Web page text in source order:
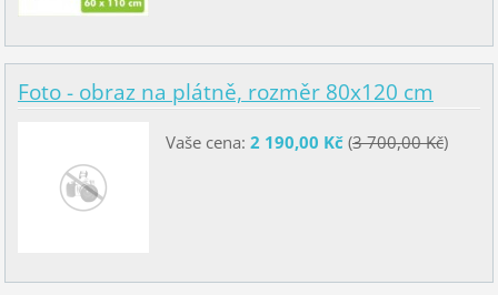
Foto - obraz na plátně, rozměr 80x120 cm
Vaše cena: 2 190,00 Kč(3 700,00 Kč)